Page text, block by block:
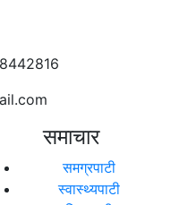
समाचार
समग्रपाटी
स्वास्थ्यपाटी